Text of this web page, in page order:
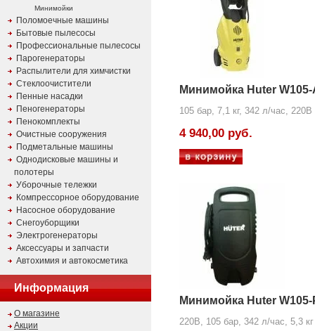
Минимойки
Поломоечные машины
Бытовые пылесосы
Профессиональные пылесосы
Парогенераторы
Распылители для химчистки
Стеклоочистители
Пенные насадки
Пеногенераторы
Пенокомплекты
Очистные сооружения
Подметальные машины
Однодисковые машины и
полотеры
Уборочные тележки
Компрессорное оборудование
Насосное оборудование
Снегоуборщики
Электрогенераторы
Аксессуары и запчасти
Автохимия и автокосметика
Информация
О магазине
Акции
Минимойка Huter W105-
105 бар, 7,1 кг, 342 л/час, 220В
4 940,00 руб.
Минимойка Huter W105-
220В, 105 бар, 342 л/час, 5,3 кг